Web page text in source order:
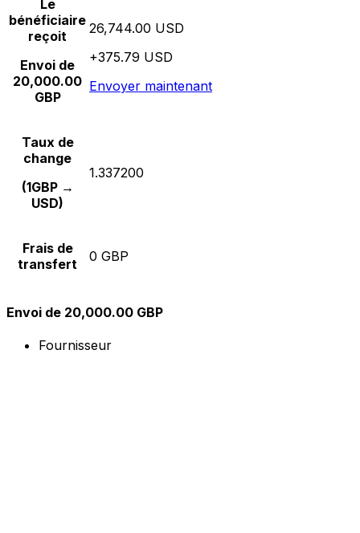
Le
bénéficiaire
reçoit
Envoi de
20,000.00
GBP
26,744.00 USD
+375.79 USD
Envoyer maintenant
Taux de
change
(1GBP →
USD)
1.337200
Frais de
transfert
0 GBP
Envoi de 20,000.00 GBP
Fournisseur